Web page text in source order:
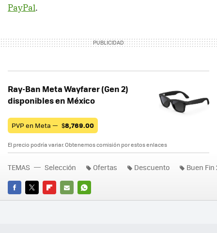
PayPal.
Ray-Ban Meta Wayfarer (Gen 2)
disponibles en México
PVP en Meta — $8,769.00
El precio podría variar. Obtenemos comisión por estos enlaces
FACEBOOK
TWITTERFLIPBOARD
E-
WHATSAPP
TEMAS Selección Ofertas Descuento Buen Fin